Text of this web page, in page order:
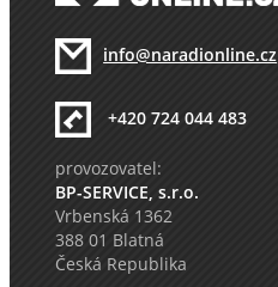
info@naradionline.cz
+420 724 044 483
provozovatel:
BP-SERVICE, s.r.o.
Vrbenská 1362
388 01 Blatná
Česká Republika